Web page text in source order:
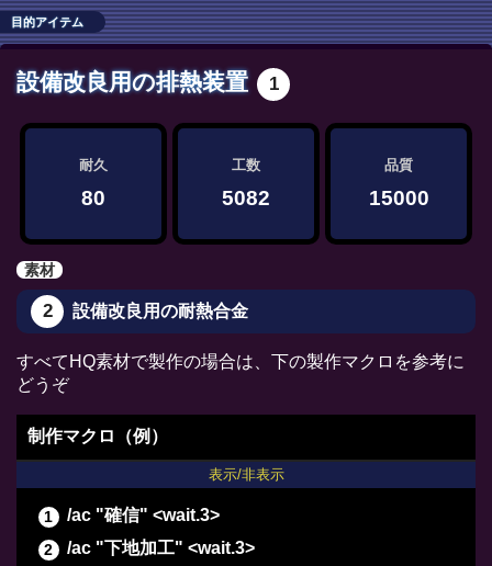
目的アイテム
設備改良用の排熱装置 1
耐久
80
工数
5082
品質
15000
素材
2 設備改良用の耐熱合金
すべてHQ素材で製作の場合は、下の製作マクロを参考に
どうぞ
制作マクロ（例）
表示/非表示
/ac "確信" <wait.3>
/ac "下地加工" <wait.3>